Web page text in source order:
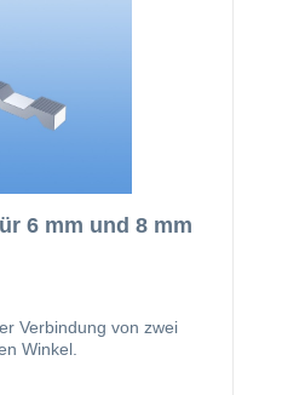
6 mm und 8 mm
Verbindung von zwei
Winkel.